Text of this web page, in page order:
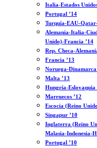
Italia-Estados
Portugal ’14
Turquía-EAU-
Alemania-Italia-
Unido)-Francia ’14
Rep. Checa-
Francia ’13
Noruega-Dinamarca
Malta ’13
Hungría-Eslovaquia
Marruecos ’12
Escocia (Reino
Singapur ’10
Inglaterra (Reino
Malasia-Indonesia-
Portugal ’10